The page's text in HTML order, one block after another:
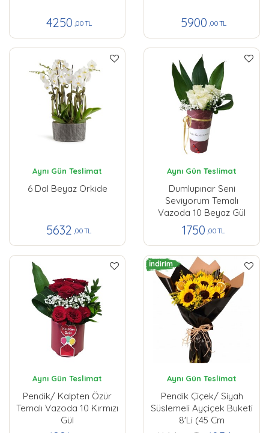
4250 ,00 TL 5900 ,00 TL
Aynı Gün Teslimat
6 Dal Beyaz Orkide
5632 ,00 TL
Aynı Gün Teslimat
Dumlupınar Seni
Seviyorum Temalı
Vazoda 10 Beyaz Gül
1750 ,00 TL
Aynı Gün Teslimat
Pendik/ Kalpten Özür
Temalı Vazoda 10 Kırmızı
Gül
İndirim
Aynı Gün Teslimat
Pendik Çiçek/ Siyah
Süslemeli Ayçiçek Buketi
8'li (45 Cm